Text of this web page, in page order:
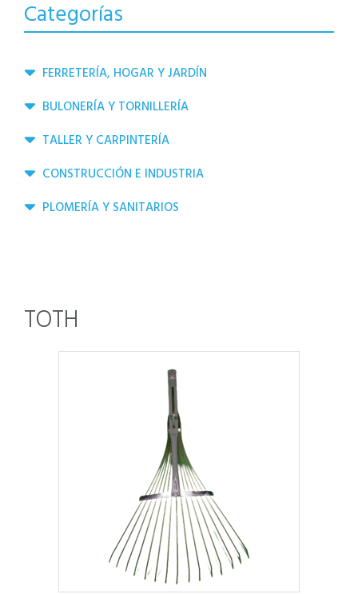
TOTH
Categorías
FERRETERÍA, HOGAR Y JARDÍN
BULONERÍA Y TORNILLERÍA
TALLER Y CARPINTERÍA
CONSTRUCCIÓN E INDUSTRIA
PLOMERÍA Y SANITARIOS